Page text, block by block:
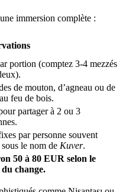
immersion complète :
portion (comptez 3-4 mezzés
de mouton, d’agneau ou de
feu de bois.
partager à 2 ou 3
par personne souvent
le nom de Kuver.
50 à 80 EUR selon le
change.